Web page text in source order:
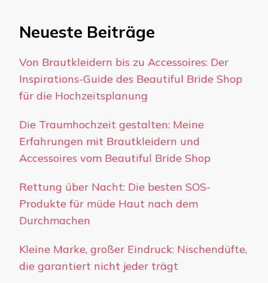
Neueste Beiträge
Von Brautkleidern bis zu Accessoires: Der
Inspirations-Guide des Beautiful Bride Shop
für die Hochzeitsplanung
Die Traumhochzeit gestalten: Meine
Erfahrungen mit Brautkleidern und
Accessoires vom Beautiful Bride Shop
Rettung über Nacht: Die besten SOS-
Produkte für müde Haut nach dem
Durchmachen
Kleine Marke, großer Eindruck: Nischendüfte,
die garantiert nicht jeder trägt